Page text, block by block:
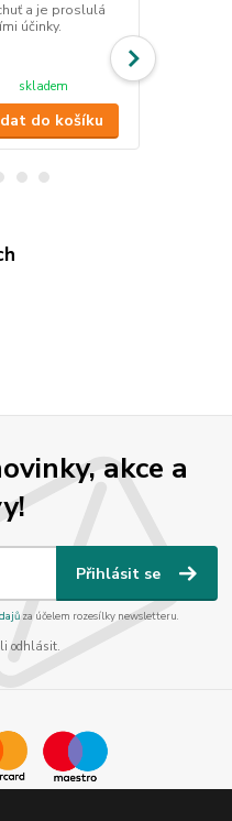
a je proslulá
účinky.
skladem
do košíku
stresu, ale
cena od
akce a
Přihlásit se
za účelem rozesílky newsletteru.
odhlásit.